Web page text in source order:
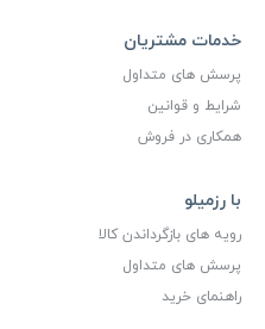
خدمات مشتریان
پرسش های متداول
شرایط و قوانین
همکاری در فروش
با رزمیلو
رویه های بازگرداندن کالا
پرسش های متداول
راهنمای خرید